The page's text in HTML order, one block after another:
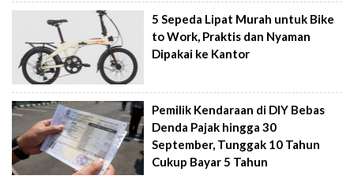
5 Sepeda Lipat Murah untuk Bike
to Work, Praktis dan Nyaman
Dipakai ke Kantor
Pemilik Kendaraan di DIY Bebas
Denda Pajak hingga 30
September, Tunggak 10 Tahun
Cukup Bayar 5 Tahun